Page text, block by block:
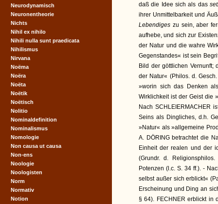
daß die Idee sich als das
ihrer Unmittelbarkeit und
Lebendiges zu sein, aber
aufhebe, und sich zur
der Natur und die wahre
Gegenstandes« ist sein
Bild der göttlichen Vernunft;
der Natur« (Philos. d.
»worin sich das Denken
Wirklichkeit ist der Geist die
Nach SCHLEIERMACHER
Seins als Dingliches, d.h.
»Natur« als »allgemeine
A. DÖRING betrachtet die
Einheit der realen und der
(Grundr. d.
Potenzen (l.c. S. 34 ff.). -
selbst außer sich erblickt«
Erscheinung und Ding an
§ 64). FECHNER erblickt in
Neurodynamisch
Neuronentheorie
Nichts
Nihil ex nihilo
Nihili nulla sunt praedicata
Nihilismus
Nirvana
Noëma
Noëra
Noëta
Noëtik
Noëtisch
Nolitio
Nominaldefinition
Nominalismus
Nomologie
Non causa ut causa
Non-ens
Noologie
Noologisten
Norm
Normativ
Notion